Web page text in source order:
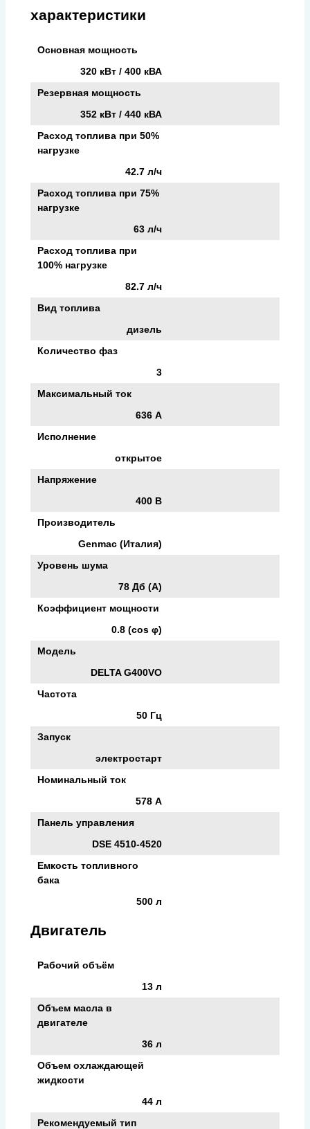
характеристики
Основная мощность
320 кВт / 400 кВА
Резервная мощность
352 кВт / 440 кВА
Расход топлива при 50%
нагрузке
42.7 л/ч
Расход топлива при 75%
нагрузке
63 л/ч
Расход топлива при
100% нагрузке
82.7 л/ч
Вид топлива
дизель
Количество фаз
3
Максимальный ток
636 А
Исполнение
открытое
Напряжение
400 В
Производитель
Genmac (Италия)
Уровень шума
78 Дб (А)
Коэффициент мощности
0.8 (cos φ)
Модель
DELTA G400VO
Частота
50 Гц
Запуск
электростарт
Номинальный ток
578 А
Панель управления
DSE 4510-4520
Емкость топливного
бака
500 л
Двигатель
Рабочий объём
13 л
Объем масла в
двигателе
36 л
Объем охлаждающей
жидкости
44 л
Рекомендуемый тип